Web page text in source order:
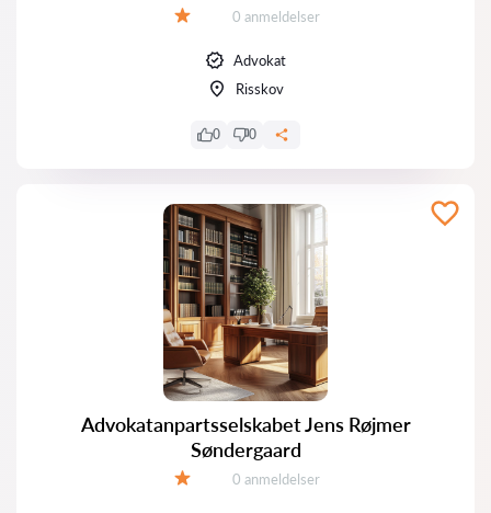
Anmeldelser:
0 anmeldelser
Advokat
Risskov
0 0
Advokatanpartsselskabet Jens Røjmer
Søndergaard
Anmeldelser:
0 anmeldelser